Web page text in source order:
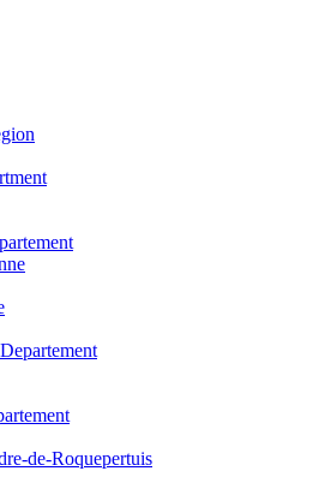
de-Roquepertuis